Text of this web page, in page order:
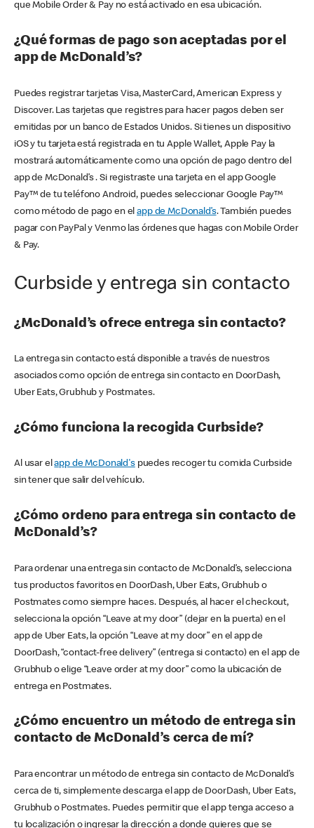
que Mobile Order & Pay no está activado en esa ubicación.
¿Qué formas de pago son aceptadas por el
app de McDonald’s?
Puedes registrar tarjetas Visa, MasterCard, American Express y
Discover. Las tarjetas que registres para hacer pagos deben ser
emitidas por un banco de Estados Unidos. Si tienes un dispositivo
iOS y tu tarjeta está registrada en tu Apple Wallet, Apple Pay la
mostrará automáticamente como una opción de pago dentro del
app de McDonald’s . Si registraste una tarjeta en el app Google
Pay™ de tu teléfono Android, puedes seleccionar Google Pay™
como método de pago en elapp de McDonald’s. También puedes
pagar con PayPal y Venmo las órdenes que hagas con Mobile Order
& Pay.
Curbside y entrega sin contacto
¿McDonald’s ofrece entrega sin contacto?
La entrega sin contacto está disponible a través de nuestros
asociados como opción de entrega sin contacto en DoorDash,
Uber Eats, Grubhub y Postmates.
¿Cómo funciona la recogida Curbside?
Al usar elapp de McDonald'spuedes recoger tu comida Curbside
sin tener que salir del vehículo.
¿Cómo ordeno para entrega sin contacto de
McDonald’s?
Para ordenar una entrega sin contacto de McDonald’s, selecciona
tus productos favoritos en DoorDash, Uber Eats, Grubhub o
Postmates como siempre haces. Después, al hacer el checkout,
selecciona la opción “Leave at my door” (dejar en la puerta) en el
app de Uber Eats, la opción “Leave at my door” en el app de
DoorDash, “contact-free delivery” (entrega si contacto) en el app de
Grubhub o elige “Leave order at my door” como la ubicación de
entrega en Postmates.
¿Cómo encuentro un método de entrega sin
contacto de McDonald’s cerca de mí?
Para encontrar un método de entrega sin contacto de McDonald’s
cerca de ti, simplemente descarga el app de DoorDash, Uber Eats,
Grubhub o Postmates. Puedes permitir que el app tenga acceso a
tu localización o ingresar la dirección a donde quieres que se